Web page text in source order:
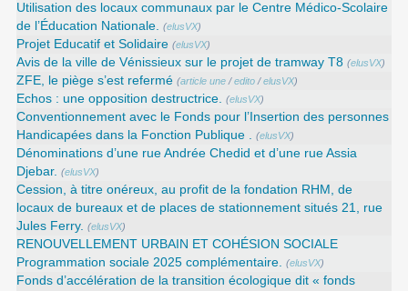
Utilisation des locaux communaux par le Centre Médico-Scolaire
de l’Éducation Nationale. (elusVX)
Projet Educatif et Solidaire (elusVX)
Avis de la ville de Vénissieux sur le projet de tramway T8 (elusVX)
ZFE, le piège s’est refermé (article une /edito /elusVX)
Echos : une opposition destructrice. (elusVX)
Conventionnement avec le Fonds pour l’Insertion des personnes
Handicapées dans la Fonction Publique . (elusVX)
Dénominations d’une rue Andrée Chedid et d’une rue Assia
Djebar. (elusVX)
Cession, à titre onéreux, au profit de la fondation RHM, de
locaux de bureaux et de places de stationnement situés 21, rue
Jules Ferry. (elusVX)
RENOUVELLEMENT URBAIN ET COHÉSION SOCIALE
Programmation sociale 2025 complémentaire. (elusVX)
Fonds d’accélération de la transition écologique dit « fonds